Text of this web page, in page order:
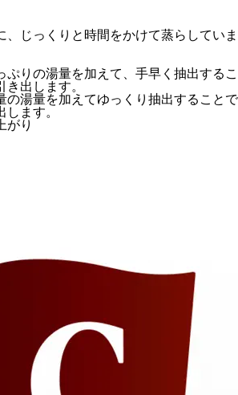
、じっくりと時間をかけて蒸らしていま
ぷりの湯量を加えて、手早く抽出するこ
出します。
の湯量を加えてゆっくり抽出することで
ます。
がり